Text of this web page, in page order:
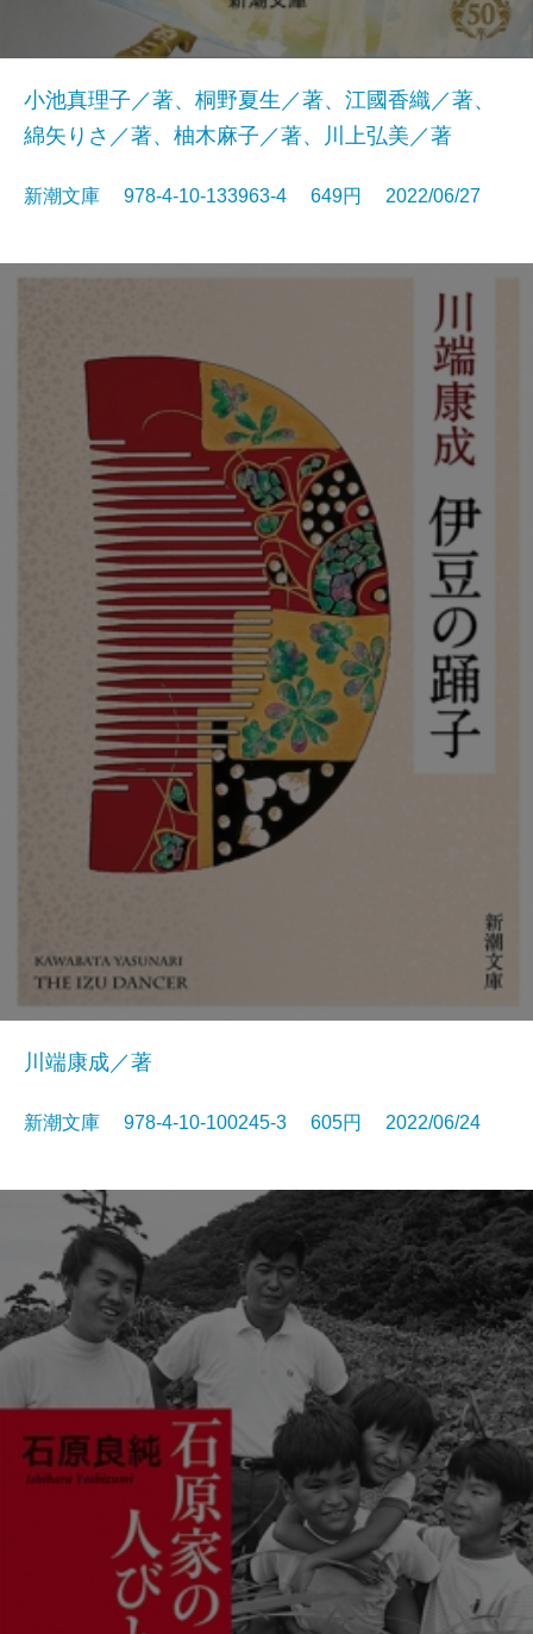
小池真理子／著、桐野夏生／著、江國香織／著、
綿矢りさ／著、柚木麻子／著、川上弘美／著
新潮文庫 978-4-10-133963-4 649円 2022/06/27
川端康成／著
新潮文庫 978-4-10-100245-3 605円 2022/06/24